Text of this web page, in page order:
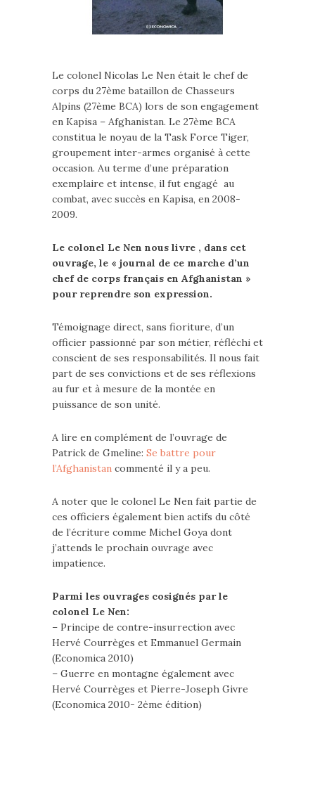
Le colonel Nicolas Le Nen était le chef de
corps du 27ème bataillon de Chasseurs
Alpins (27ème BCA) lors de son engagement
en Kapisa – Afghanistan. Le 27ème BCA
constitua le noyau de la Task Force Tiger,
groupement inter-armes organisé à cette
occasion. Au terme d’une préparation
exemplaire et intense, il fut engagé au
combat, avec succès en Kapisa, en 2008-
2009.
Le colonel Le Nen nous livre , dans cet
ouvrage, le « journal de ce marche d’un
chef de corps français en Afghanistan »
pour reprendre son expression.
Témoignage direct, sans fioriture, d’un
officier passionné par son métier, réfléchi et
conscient de ses responsabilités. Il nous fait
part de ses convictions et de ses réflexions
au fur et à mesure de la montée en
puissance de son unité.
A lire en complément de l’ouvrage de
Patrick de Gmeline: Se battre pour
l’Afghanistan commenté il y a peu.
A noter que le colonel Le Nen fait partie de
ces officiers également bien actifs du côté
de l’écriture comme Michel Goya dont
j’attends le prochain ouvrage avec
impatience.
Parmi les ouvrages cosignés par le
colonel Le Nen:
– Principe de contre-insurrection avec
Hervé Courrèges et Emmanuel Germain
(Economica 2010)
– Guerre en montagne également avec
Hervé Courrèges et Pierre-Joseph Givre
(Economica 2010- 2ème édition)